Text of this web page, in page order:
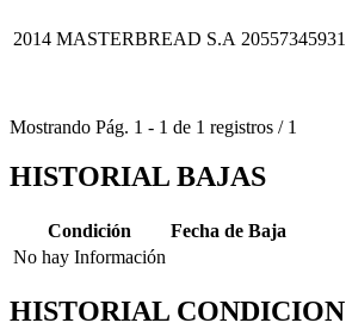
2014 MASTERBREAD S.A 20557345931
Mostrando Pág. 1 - 1 de 1 registros / 1
HISTORIAL BAJAS
Condición
Fecha de Baja
No hay Información
HISTORIAL CONDICION